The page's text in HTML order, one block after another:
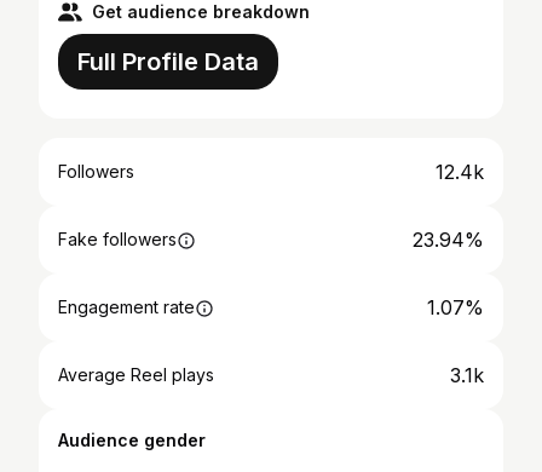
Get audience breakdown
Full Profile Data
Followers 12.4k
Fake followers 23.94%
Engagement rate 1.07%
Average Reel plays 3.1k
Audience gender